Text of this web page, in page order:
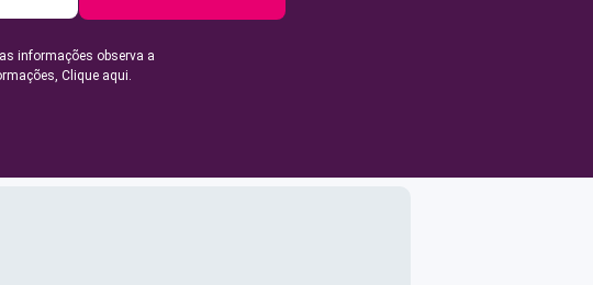
informações observa a
Clique aqui.